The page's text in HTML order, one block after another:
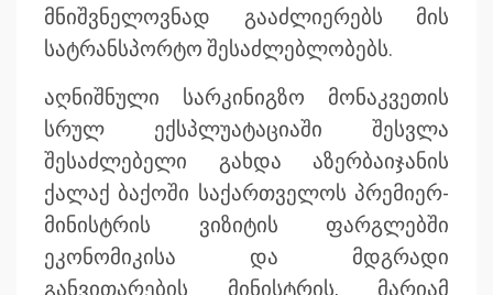
მნიშვნელოვნად გააძლიერებს მის
სატრანსპორტო შესაძლებლობებს.
აღნიშნული სარკინიგზო მონაკვეთის
სრულ ექსპლუატაციაში შესვლა
შესაძლებელი გახდა აზერბაიჯანის
ქალაქ ბაქოში საქართველოს პრემიერ-
მინისტრის ვიზიტის ფარგლებში
ეკონომიკისა და მდგრადი
განვითარების მინისტრის, მარიამ